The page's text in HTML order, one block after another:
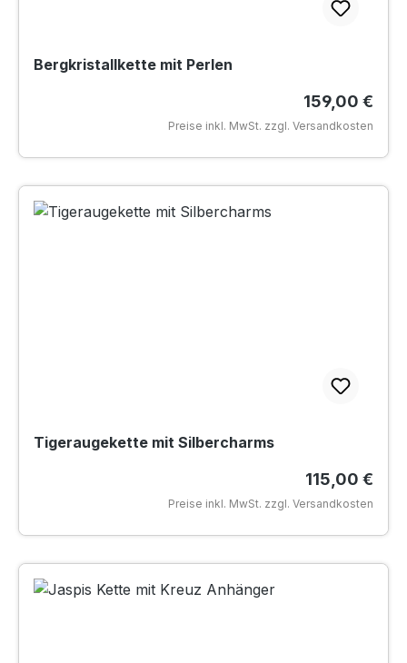
Bergkristallkette mit Perlen
Regulärer
159,00 €
Preise inkl. MwSt. zzgl. Versandkosten
Tigeraugekette mit Silbercharms
Regulärer
115,00 €
Preise inkl. MwSt. zzgl. Versandkosten